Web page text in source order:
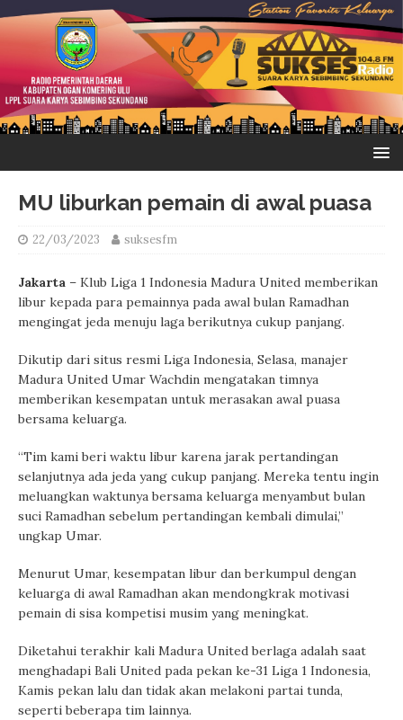
MU liburkan pemain di awal puasa
22/03/2023 suksesfm
Jakarta – Klub Liga 1 Indonesia Madura United memberikan
libur kepada para pemainnya pada awal bulan Ramadhan
mengingat jeda menuju laga berikutnya cukup panjang.
Dikutip dari situs resmi Liga Indonesia, Selasa, manajer
Madura United Umar Wachdin mengatakan timnya
memberikan kesempatan untuk merasakan awal puasa
bersama keluarga.
“Tim kami beri waktu libur karena jarak pertandingan
selanjutnya ada jeda yang cukup panjang. Mereka tentu ingin
meluangkan waktunya bersama keluarga menyambut bulan
suci Ramadhan sebelum pertandingan kembali dimulai,”
ungkap Umar.
Menurut Umar, kesempatan libur dan berkumpul dengan
keluarga di awal Ramadhan akan mendongkrak motivasi
pemain di sisa kompetisi musim yang meningkat.
Diketahui terakhir kali Madura United berlaga adalah saat
menghadapi Bali United pada pekan ke-31 Liga 1 Indonesia,
Kamis pekan lalu dan tidak akan melakoni partai tunda,
seperti beberapa tim lainnya.